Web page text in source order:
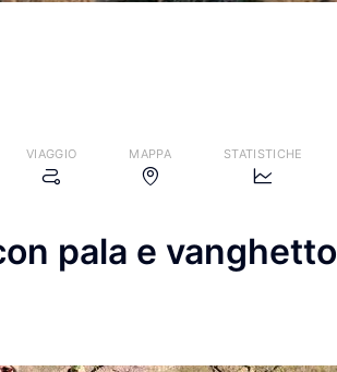
VIAGGIO MAPPA STATISTICHE
pala e vanghetto